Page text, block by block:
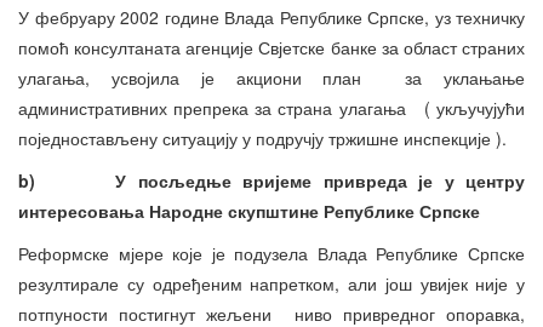
У фебруару 2002 године Влада Републике Српске, уз техничку
помоћ консултаната агенције Свјетске банке за област страних
улагања, усвојила је акциони план за уклањање
административних препрека за страна улагања ( укључујући
поједностављену ситуацију у подручју тржишне инспекције ).
b)У посљедње вријеме привреда је у центру
интересовања Народне скупштине Републике Српске
Реформске мјере које је подузела Влада Републике Српске
резултирале су одређеним напретком, али још увијек није у
потпуности постигнут жељени ниво привредног опоравка,